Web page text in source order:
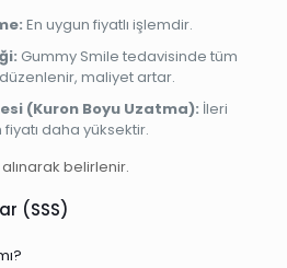
En uygun fiyatlı işlemdir.
Gummy Smile tedavisinde tüm
maliyet artar.
(Kuron Boyu Uzatma): İleri
daha yüksektir.
belirlenir.
(SSS)